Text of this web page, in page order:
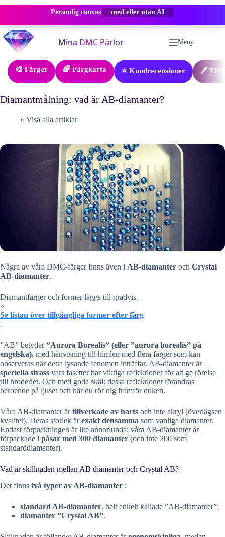
Personlig canvas -50% RABATT
Hoppa
till
innehåll
Meny
🎨 Färger 🌈 Färgkarta ⭐ Kundrecensioner 🖊️
Diamantmålning: vad är AB-diamanter?
« Visa alla artiklar
Några av våra DMC-färger finns även i AB-diamanter och Crystal
AB-diamanter.
Diamantfärger och former läggs till gradvis.
»
Se listan över tillgängliga former efter färg
.
”AB” betyder”Aurora Borealis” (eller ”aurora borealis” på
engelska), med hänvisning till himlen med flera färger som kan
observeras när detta lysande fenomen inträffar. AB-diamanter är
speciella strass vars fasetter har viktiga reflektioner för att ge rörelse
till broderiet. Och med goda skäl: dessa reflektioner förändras
beroende på ljuset och när du rör dig framför duken.
Våra AB-diamanter ärtillverkade av harts och inte akryl (överlägsen
kvalitet). Deras storlek ärexakt densamma som vanliga diamanter.
Endast förpackningen är lite annorlunda: våra AB-diamanter är
förpackade i påsar med 300 diamanter (och inte 200 som
standarddiamanter).
Vad är skillnaden mellan AB diamanter och Crystal AB?
Det finns två typer av AB-diamanter :
standard AB-diamanter, helt enkelt kallade ”AB-diamanter”;
diamanter ”Crystal AB”.